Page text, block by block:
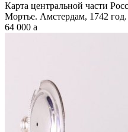
Карта центральной части
Мортье. Амстердам, 1742 год.
64 000 a